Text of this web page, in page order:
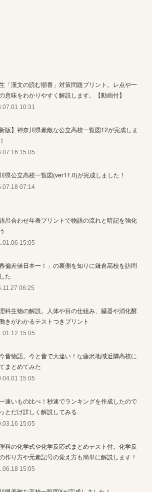
「漢文の読む順番」対策問題プリント。レ点や一
意味をわかりやすく解説します。【動画付】
10:31
新版】神奈川県素敵な公立高校一覧図12が完成しま
15:05
県公立高校一覧図(ver11.0)が完成しました！
07:14
呂合わせ年表プリントで物語の流れと暗記を強化
15:05
春偏差値日本一！」の裏側を知りに鎌倉高校を訪問
た
06:25
科生物の解説。人体や目の仕組み、臓器や消化酵
きがわかるテストつきプリント
15:05
昔物語。今と昔で大違い！な藤沢地域近隣高校に
まとめてみた
15:05
速いもの比べ！秒速でランキングを作成したので
とだけ詳しく解説してみる
15:05
科の化学式や化学反応式まとめテスト付。化学反
作り方や元素記号の覚え方も簡単に解説します！
15:05